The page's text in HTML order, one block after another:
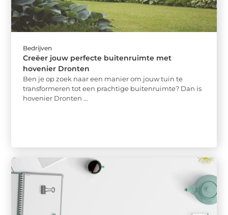
Bedrijven
Creëer jouw perfecte buitenruimte met
hovenier Dronten
Ben je op zoek naar een manier om jouw tuin te
transformeren tot een prachtige buitenruimte? Dan is
hovenier Dronten ...